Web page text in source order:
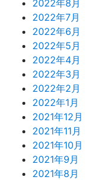
2022年8月
2022年7月
2022年6月
2022年5月
2022年4月
2022年3月
2022年2月
2022年1月
2021年12月
2021年11月
2021年10月
2021年9月
2021年8月